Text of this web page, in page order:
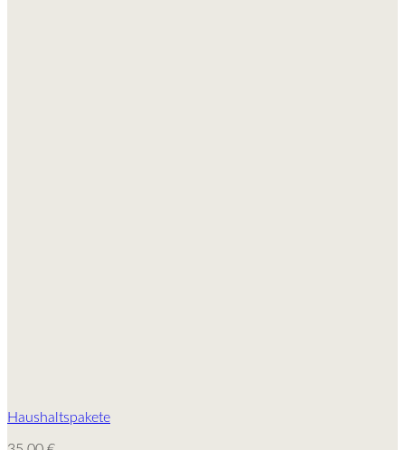
Haushaltspakete